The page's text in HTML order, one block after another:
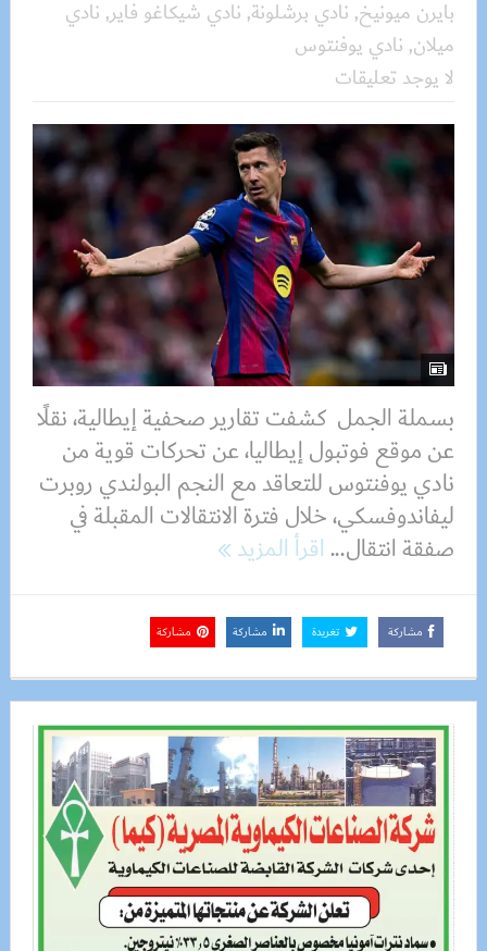
بايرن ميونيخ, نادي برشلونة, نادي شيكاغو فاير, نادي
ميلان, نادي يوفنتوس
لا يوجد تعليقات
بسملة الجمل كشفت تقارير صحفية إيطالية، نقلًا
عن موقع فوتبول إيطاليا، عن تحركات قوية من
نادي يوفنتوس للتعاقد مع النجم البولندي روبرت
ليفاندوفسكي، خلال فترة الانتقالات المقبلة في
صفقة انتقال...اقرأ المزيد
مشاركة تغريدة مشاركة مشاركة